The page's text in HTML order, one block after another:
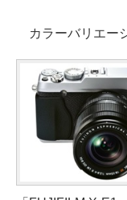
カラーバリエー